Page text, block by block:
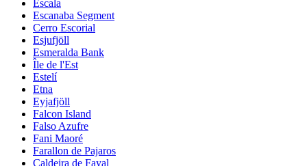
Escala
Escanaba Segment
Cerro Escorial
Esjufjöll
Esmeralda Bank
Île de l'Est
Estelí
Etna
Eyjafjöll
Falcon Island
Falso Azufre
Fani Maoré
Farallon de Pajaros
Caldeira de Fayal